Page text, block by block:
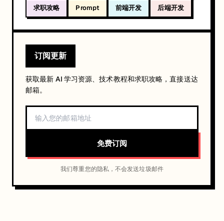
求职攻略 Prompt 前端开发 后端开发
订阅更新
获取最新 AI 学习资源、技术教程和求职攻略，直接送达
邮箱。
免费订阅
我们尊重您的隐私，不会发送垃圾邮件